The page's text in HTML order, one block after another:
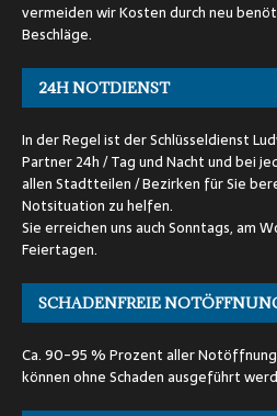
vermeiden wir Kosten durch neu
Beschläge.
24H NOTDIENST
In der Regel ist der Schlüsseldienst
Partner 24h / Tag und Nacht und bei
allen Stadtteilen / Bezirken für Sie
Notsituation zu helfen.
Sie erreichen uns auch Sonntags, am
Feiertagen.
SCHADENFREIE
Ca. 90-95 % Prozent aller
können ohne Schaden ausgeführt